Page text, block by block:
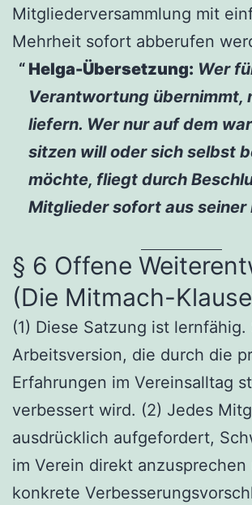
Mitgliederversammlung mit
Mehrheit sofort abberufen
Helga-Übersetzung: Wer
Verantwortung übernimmt,
liefern. Wer nur auf dem
sitzen will oder sich selbst
möchte, fliegt durch
Mitglieder sofort aus seiner
§ 6 Offene
(Die Mitmach-
(1) Diese Satzung ist
Arbeitsversion, die durch die
Erfahrungen im Vereinsalltag
verbessert wird. (2) Jedes
ausdrücklich aufgefordert,
im Verein direkt anzusprechen
konkrete